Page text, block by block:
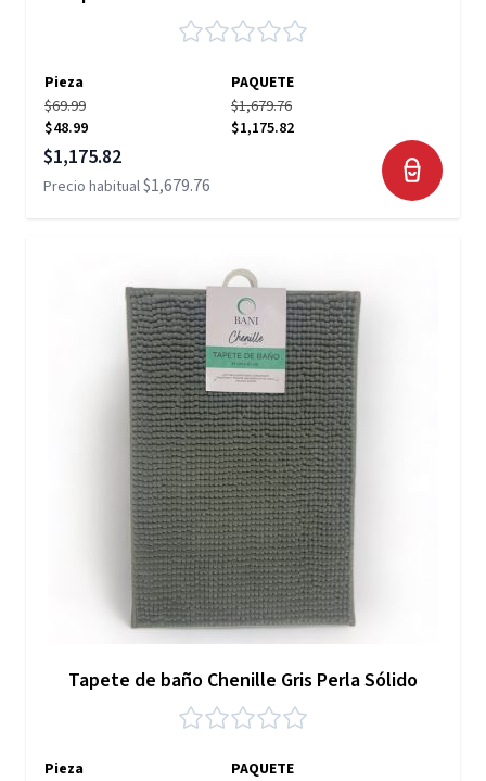
Pieza
PAQUETE
$69.99
$48.99
$1,679.76
$1,175.82
Precio especial
$1,175.82
Precio habitual$1,679.76
Tapete de baño Chenille Gris Perla Sólido
Pieza
PAQUETE